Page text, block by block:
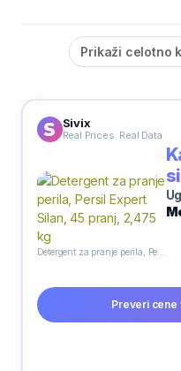
Prikaži celotno
Sivix
Real Prices. Real Data
Preveri cene